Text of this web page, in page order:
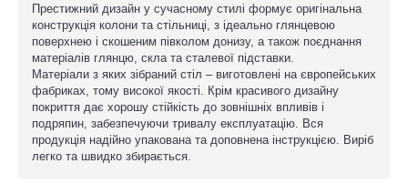
Престижний дизайн у сучасному стилі формує оригінальна
конструкція колони та стільниці, з ідеально глянцевою
поверхнею і скошеним півколом донизу, а також поєднання
матеріалів глянцю, скла та сталевої підставки.
Матеріали з яких зібраний стіл – виготовлені на європейських
фабриках, тому високої якості. Крім красивого дизайну
покриття дає хорошу стійкість до зовнішніх впливів і
подряпин, забезпечуючи тривалу експлуатацію. Вся
продукція надійно упакована та доповнена інструкцією. Виріб
легко та швидко збирається.